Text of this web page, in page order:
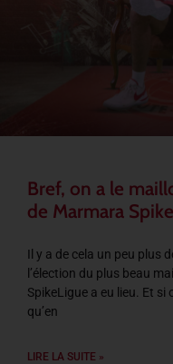
Bref, on a le
de Marmara
Il y a de cela un peu plus
l’élection du plus beau
SpikeLigue a eu lieu. Et si
qu’en
LIRE LA SUITE »